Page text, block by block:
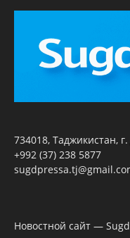
734018, Таджикистан,
+992 (37) 238 5877
Новостной сайт —